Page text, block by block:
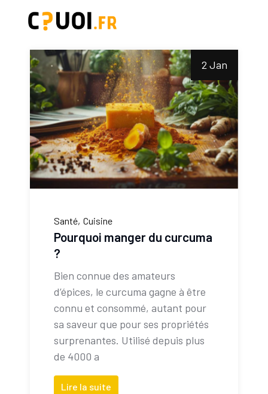
2 Jan
Santé Cuisine
Pourquoi manger du curcuma
?
Bien connue des amateurs
d’épices, le curcuma gagne à être
connu et consommé, autant pour
sa saveur que pour ses propriétés
surprenantes. Utilisé depuis plus
de 4000 a
Lire la suite